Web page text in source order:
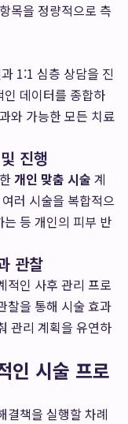
목을 정량적으로 측
1:1 심층 상담을 진
데이터를 종합하
와 가능한 모든 치료
진행
개인 맞춤 시술 계
러 시술을 복합적으
등 개인의 피부 반
관찰
적인 사후 관리 프로
찰을 통해 시술 효과
관리 계획을 유연하
인 시술 프로
결책을 실행할 차례